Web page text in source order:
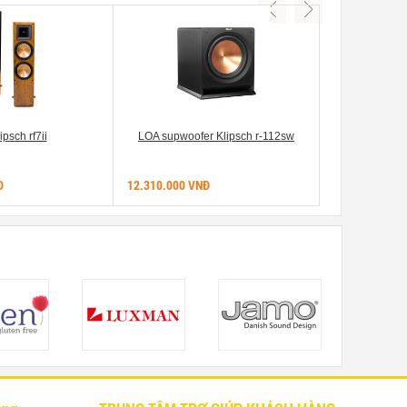
rf7ii LOA supwoofer Klipsch r-112sw
12.310.000 VNĐ